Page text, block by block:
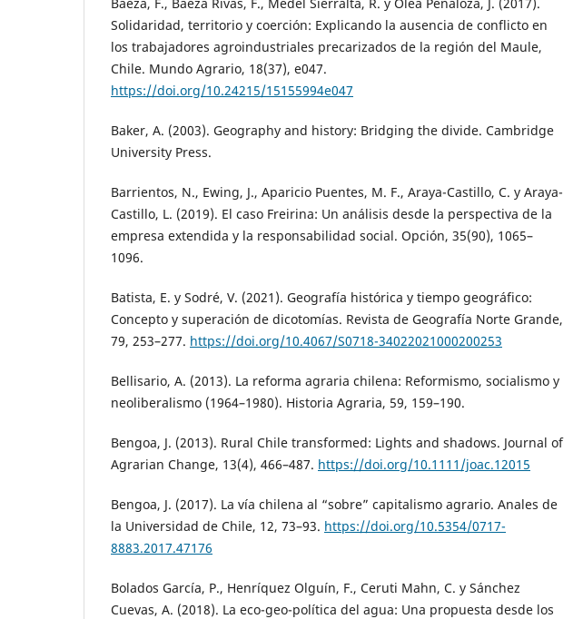
Solidaridad, territorio y coerción: Explicando la ausencia de conflicto en
los trabajadores agroindustriales precarizados de la región del Maule,
Chile. Mundo Agrario, 18(37), e047.
https://doi.org/10.24215/15155994e047
Baker, A. (2003). Geography and history: Bridging the divide. Cambridge
University Press.
Barrientos, N., Ewing, J., Aparicio Puentes, M. F., Araya-Castillo, C. y Araya-
Castillo, L. (2019). El caso Freirina: Un análisis desde la perspectiva de la
empresa extendida y la responsabilidad social. Opción, 35(90), 1065–
1096.
Batista, E. y Sodré, V. (2021). Geografía histórica y tiempo geográfico:
Concepto y superación de dicotomías. Revista de Geografía Norte Grande,
79, 253–277. https://doi.org/10.4067/S0718-34022021000200253
Bellisario, A. (2013). La reforma agraria chilena: Reformismo, socialismo y
neoliberalismo (1964–1980). Historia Agraria, 59, 159–190.
Bengoa, J. (2013). Rural Chile transformed: Lights and shadows. Journal of
Agrarian Change, 13(4), 466–487. https://doi.org/10.1111/joac.12015
Bengoa, J. (2017). La vía chilena al “sobre” capitalismo agrario. Anales de
la Universidad de Chile, 12, 73–93. https://doi.org/10.5354/0717-
8883.2017.47176
Bolados García, P., Henríquez Olguín, F., Ceruti Mahn, C. y Sánchez
Cuevas, A. (2018). La eco-geo-política del agua: Una propuesta desde los